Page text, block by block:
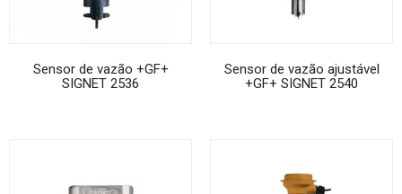
Sensor de vazão +GF+
SIGNET 2536
Sensor de vazão ajustável
+GF+ SIGNET 2540